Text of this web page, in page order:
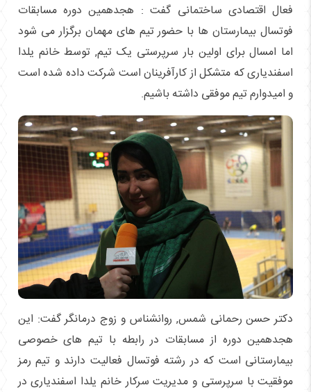
فعال اقتصادی ساختمانی گفت : هجدهمین دوره مسابقات
فوتسال بیمارستان ها با حضور تیم های مهمان برگزار می شود
اما امسال برای اولین بار سرپرستی یک تیم, توسط خانم یلدا
اسفندیاری که متشکل از کارآفرینان است شرکت داده شده است
و امیدوارم تیم موفقی داشته باشیم.
دکتر حسن رحمانی شمس, روانشناس و زوج درمانگر گفت: این
هجدهمین دوره از مسابقات در رابطه با تیم های خصوصی
بیمارستانی است که در رشته فوتسال فعالیت دارند و تیم رمز
موفقیت با سرپرستی و مدیریت سرکار خانم یلدا اسفندیاری در